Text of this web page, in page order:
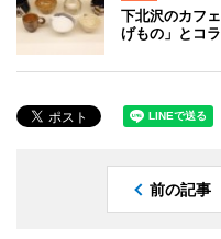
下北沢のカフ
げもの」とコ
前の記事